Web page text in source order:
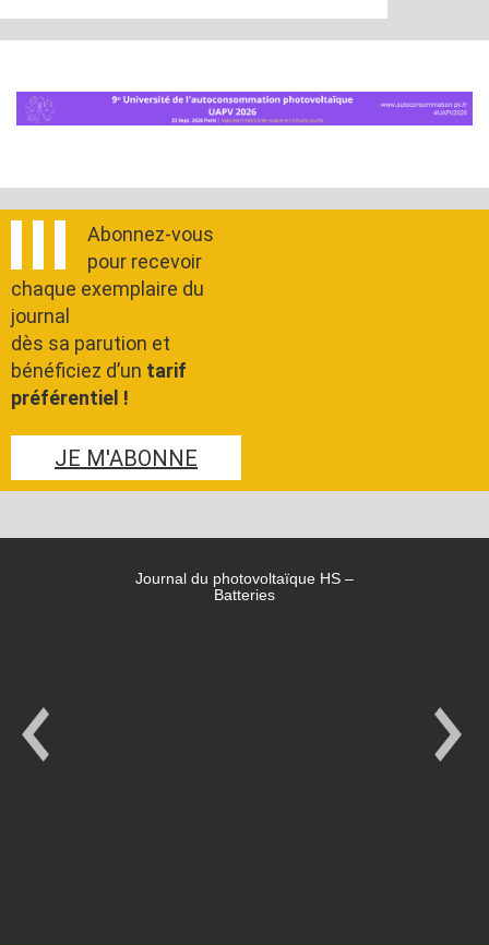
Abonnez-vous
pour recevoir
chaque exemplaire du
journal
dès sa parution et
bénéficiez d’un tarif
préférentiel !
JE M'ABONNE
Journal du photovoltaïque HS –
Batteries